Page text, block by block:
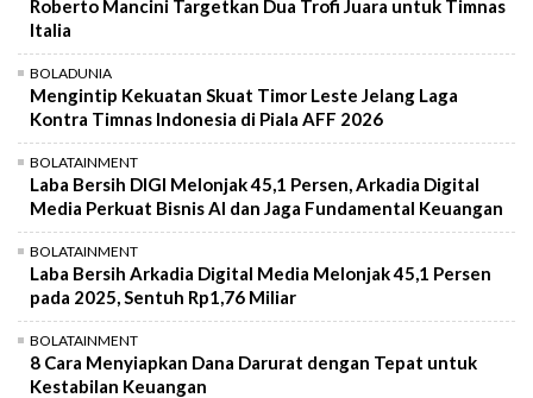
Roberto Mancini Targetkan Dua Trofi Juara untuk Timnas
Italia
BOLADUNIA
Mengintip Kekuatan Skuat Timor Leste Jelang Laga
Kontra Timnas Indonesia di Piala AFF 2026
BOLATAINMENT
Laba Bersih DIGI Melonjak 45,1 Persen, Arkadia Digital
Media Perkuat Bisnis AI dan Jaga Fundamental Keuangan
BOLATAINMENT
Laba Bersih Arkadia Digital Media Melonjak 45,1 Persen
pada 2025, Sentuh Rp1,76 Miliar
BOLATAINMENT
8 Cara Menyiapkan Dana Darurat dengan Tepat untuk
Kestabilan Keuangan